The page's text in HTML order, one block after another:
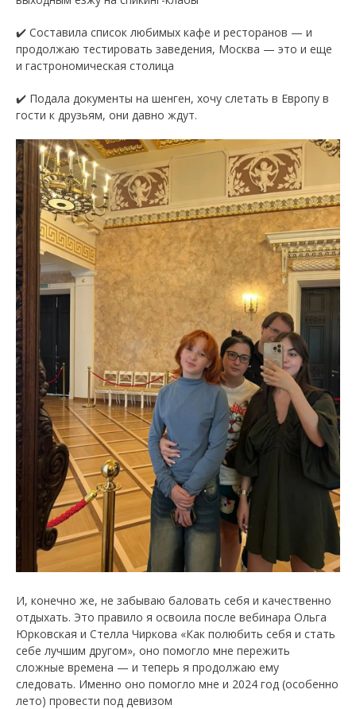
✔️ Составила список любимых кафе и ресторанов — и
продолжаю тестировать заведения, Москва — это и еще
и гастрономическая столица
✔️ Подала документы на шенген, хочу слетать в Европу в
гости к друзьям, они давно ждут.
И, конечно же, не забываю баловать себя и качественно
отдыхать. Это правило я освоила после вебинара Ольга
Юрковская и Стелла Чиркова «Как полюбить себя и стать
себе лучшим другом», оно помогло мне пережить
сложные времена — и теперь я продолжаю ему
следовать. Именно оно помогло мне и 2024 год (особенно
лето) провести под девизом